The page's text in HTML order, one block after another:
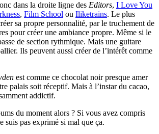
dans la droite ligne des Editors, I Love You
, Film School ou Iliketrains. Le plus
sa propre personnalité, par le truchement de
pour créer une ambiance propre. Même si le
de section rythmique. Mais une guitare
Ils peuvent aussi créer de l’intérêt comme
est comme ce chocolat noir presque amer
palais soit réceptif. Mais à l’instar du cacao,
addictif.
du moment alors ? Si vous avez compris
suis pas exprimé si mal que ça.